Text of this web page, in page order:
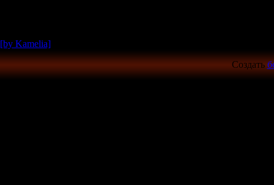
[by Kamelia]
Создать